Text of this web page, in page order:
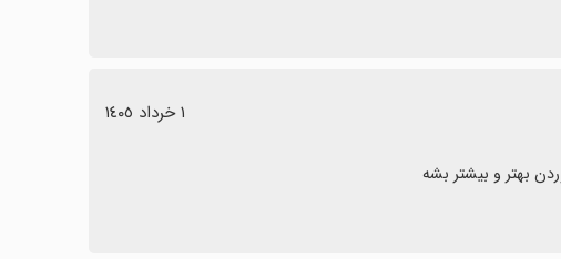
١ خرداد ١٤٠٥
بهتر و بیشتر بشه